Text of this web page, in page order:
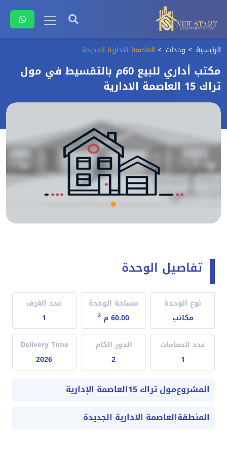
الرئيسية وحدات العاصمة الادارية الجديدة
مكتب أداري للبيع 60م بالتقسيط في مول
تراك 15 العاصمة الادارية
تفاصيل الوحدة
نوع الوحدة
مكاتب
مساحة الوحدة
60.00 م
2
عدد الغرف
1
عدد الحمامات
1
الدور الكام
2
Delivery Time
2026
المشروعمول تراك 15العاصمة الإدارية
المنطقةالعاصمة الادارية الجديدة